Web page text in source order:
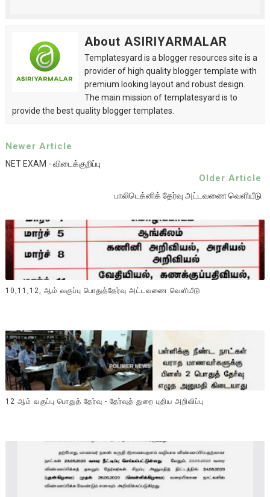
About ASIRIYARMALAR
Templatesyard is a blogger resources site is a
provider of high quality blogger template with
premium looking layout and robust design.
The main mission of templatesyard is to
provide the best quality blogger templates.
Newer Article
NET EXAM - விடைக்குறிப்பு
Older Article
பாலிடெக்னிக் தேர்வு அட்டவணை வெளியீடு
10,11,12, ஆம் வகுப்பு பொதுத்தேர்வு அட்டவணை வெளியீடு
12 ஆம் வகுப்பு பொதுத் தேர்வு - தேர்வுத் துறை புதிய அறிவிப்பு